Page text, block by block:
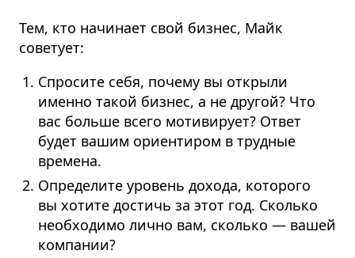
Тем, кто начинает свой бизнес, Майк
советует:
Спросите себя, почему вы открыли
именно такой бизнес, а не другой? Что
вас больше всего мотивирует? Ответ
будет вашим ориентиром в трудные
времена.
Определите уровень дохода, которого
вы хотите достичь за этот год. Сколько
необходимо лично вам, сколько — вашей
компании?